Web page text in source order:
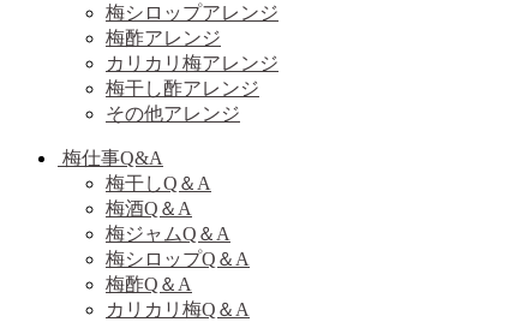
梅シロップアレンジ
梅酢アレンジ
カリカリ梅アレンジ
梅干し酢アレンジ
その他アレンジ
梅仕事Q&A
梅干しQ＆A
梅酒Q＆A
梅ジャムQ＆A
梅シロップQ＆A
梅酢Q＆A
カリカリ梅Q＆A